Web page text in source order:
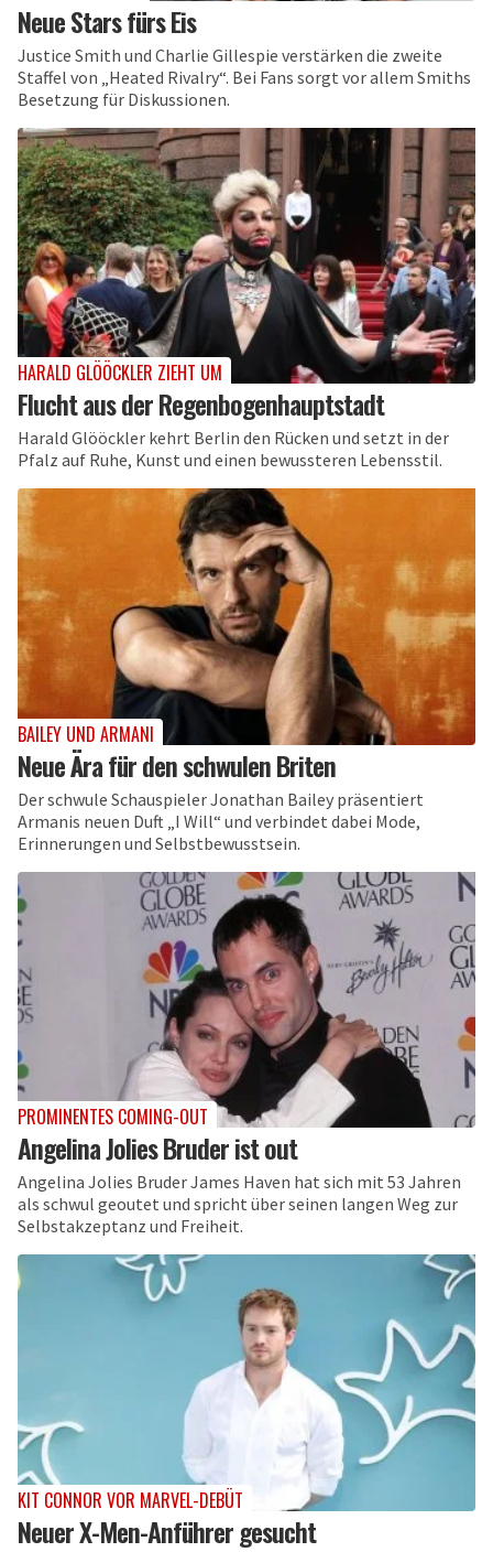
Neue Stars fürs Eis
Justice Smith und Charlie Gillespie verstärken die zweite
Staffel von „Heated Rivalry“. Bei Fans sorgt vor allem Smiths
Besetzung für Diskussionen.
HARALD GLÖÖCKLER ZIEHT UM
Flucht aus der Regenbogenhauptstadt
Harald Glööckler kehrt Berlin den Rücken und setzt in der
Pfalz auf Ruhe, Kunst und einen bewussteren Lebensstil.
BAILEY UND ARMANI
Neue Ära für den schwulen Briten
Der schwule Schauspieler Jonathan Bailey präsentiert
Armanis neuen Duft „I Will“ und verbindet dabei Mode,
Erinnerungen und Selbstbewusstsein.
PROMINENTES COMING-OUT
Angelina Jolies Bruder ist out
Angelina Jolies Bruder James Haven hat sich mit 53 Jahren
als schwul geoutet und spricht über seinen langen Weg zur
Selbstakzeptanz und Freiheit.
KIT CONNOR VOR MARVEL-DEBÜT
Neuer X-Men-Anführer gesucht